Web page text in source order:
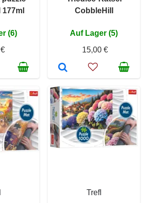
(6)
CobbleHill
Auf Lager (5)
15,00 €
Trefl